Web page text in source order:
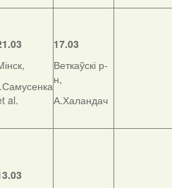
al.
17.03
Веткаўскі р-
н,
А.Халандач